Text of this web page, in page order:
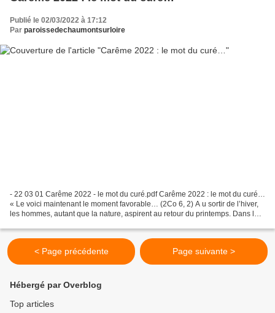
Publié le 02/03/2022 à 17:12
Par paroissedechaumontsurloire
- 22 03 01 Carême 2022 - le mot du curé.pdf Carême 2022 : le mot du curé…
« Le voici maintenant le moment favorable… (2Co 6, 2) A u sortir de l’hiver,
les hommes, autant que la nature, aspirent au retour du printemps. Dans les
< Page précédente Page suivante >
Hébergé par Overblog
Top articles